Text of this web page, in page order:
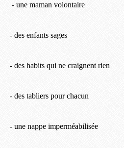
- une maman volontaire
- des enfants sages
- des habits qui ne craignent rien
- des tabliers pour chacun
- une nappe imperméabilisée